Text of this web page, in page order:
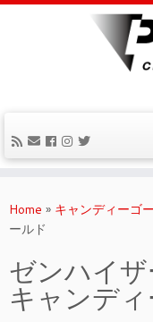
Home » キャンディーゴ
ールド
ゼンハイザ
キャンデ